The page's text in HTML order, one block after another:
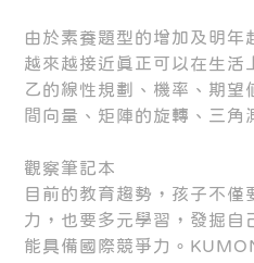
由於素養題型的增加及明年
越來越接近真正可以在生活
乙的線性規劃、機率、期望
間向量、矩陣的旋轉、三角
觀察筆記本
目前的教育趨勢，孩子不僅
力，也要多元學習，發掘自
能具備國際競爭力。